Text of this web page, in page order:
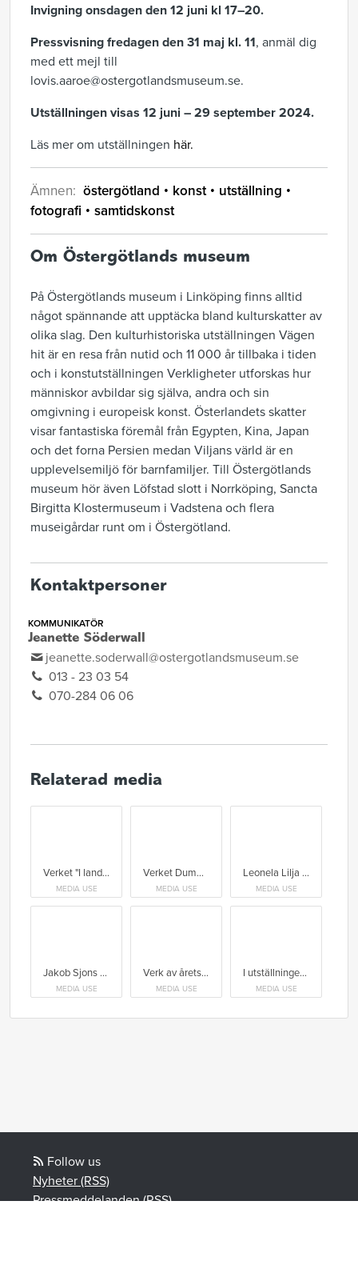
Invigning onsdagen den 12 juni kl 17–20.
Pressvisning fredagen den 31 maj kl. 11, anmäl dig
med ett mejl till
lovis.aaroe@ostergotlandsmuseum.se.
Utställningen visas 12 juni – 29 september 2024.
Läs mer om utställningen här.
Ämnen: östergötland konst
utställning
fotografi
samtidskonst
Om Östergötlands museum
På Östergötlands museum i Linköping finns alltid
något spännande att upptäcka bland kulturskatter av
olika slag. Den kulturhistoriska utställningen Vägen
hit är en resa från nutid och 11 000 år tillbaka i tiden
och i konstutställningen Verkligheter utforskas hur
människor avbildar sig själva, andra och sin
omgivning i europeisk konst. Österlandets skatter
visar fantastiska föremål från Egypten, Kina, Japan
och det forna Persien medan Viljans värld är en
upplevelsemiljö för barnfamiljer. Till Östergötlands
museum hör även Löfstad slott i Norrköping, Sancta
Birgitta Klostermuseum i Vadstena och flera
museigårdar runt om i Östergötland.
Kontaktpersoner
KOMMUNIKATÖR
Jeanette Söderwall
jeanette.soderwall@ostergotlandsmuseum.se
013 - 23 03 54
070-284 06 06
Relaterad media
Verket "I landet av Furu" från 2023 av årets Stafetten-konstnär Leonela Lilja.
MEDIA USE
Verket Dummy nr.21 (flexion shuffle) från 2020 av Jakob Sjons Westberg.
MEDIA USE
Leonela Lilja arbetar intuitivt när hon sammanfogar tillsynes disparata objekt och fragment till installationer där sakerna tillsammans bildar ett nytt narrativ. I sin praktik behandlar hon mellanförskap och tillhörighet genom erfarenheten av att vara adopterad.
MEDIA USE
Jakob Sjons Westberg jobbar materialorienterat och intuitivt med skulptur, måleri och teckning.
MEDIA USE
Verk av årets Stafetten-konstnär Leonela Lilja.
MEDIA USE
I utställningen Avtryck utforskas teman såsom tillgörighet och kroppslig förgänglighet.
MEDIA USE
Follow us
Nyheter (RSS)
Pressmeddelanden (RSS)